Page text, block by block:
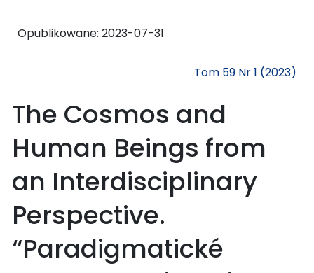
Opublikowane: 2023-07-31
Tom 59 Nr 1 (2023)
The Cosmos and
Human Beings from
an Interdisciplinary
Perspective.
“Paradigmatické